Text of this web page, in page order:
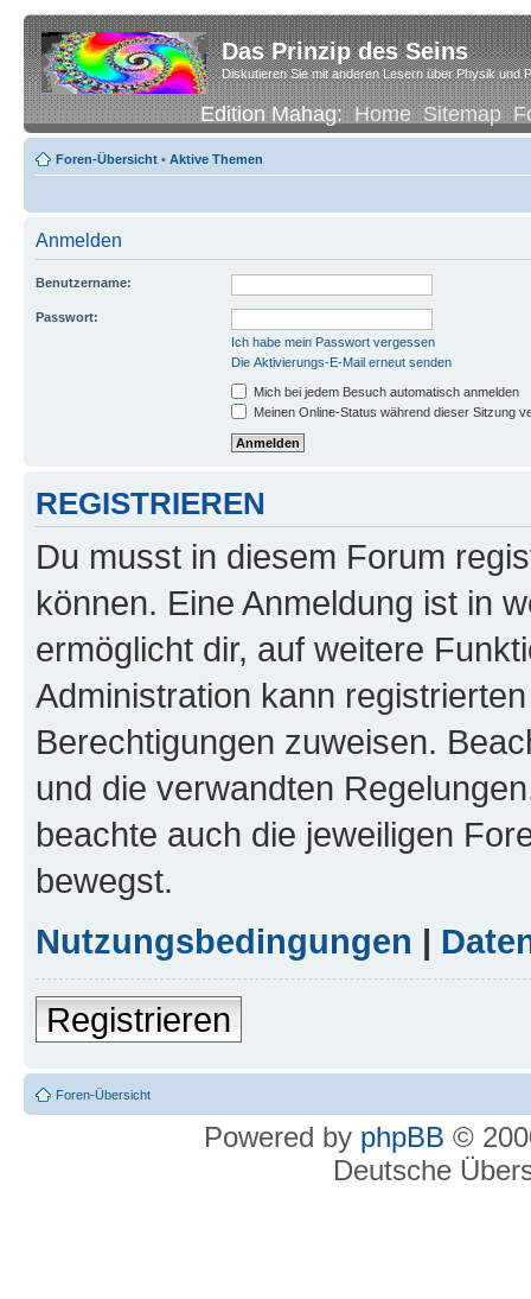
Das Prinzip des Seins
Diskutieren Sie mit anderen Lesern über Physik und
Edition Mahag:Home Sitemap
Foren-Übersicht • Aktive Themen
Anmelden
Benutzername:
Passwort:
Ich habe mein Passwort vergessen
Die Aktivierungs-E-Mail erneut senden
Mich bei jedem Besuch automatisch anmelden
Meinen Online-Status während dieser Sitzung
REGISTRIEREN
Du musst in diesem Forum
können. Eine Anmeldung ist in
ermöglicht dir, auf weitere
Administration kann
Berechtigungen zuweisen.
und die verwandten
beachte auch die jeweiligen
bewegst.
Nutzungsbedingungen |
Registrieren
Foren-Übersicht
Powered by phpBB ©
Deutsche